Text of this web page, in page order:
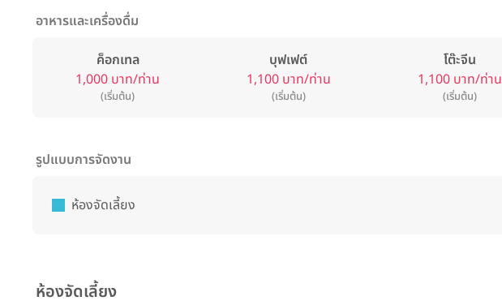
อาหารและเครื่องดื่ม
ค็อกเทล
1,000 บาท/ท่าน
(เริ่มต้น)
บุฟเฟต์
1,100 บาท/ท่าน
(เริ่มต้น)
โต๊ะจีน
1,100 บาท/ท่าน
(เริ่มต้น)
รูปแบบการจัดงาน
ห้องจัดเลี้ยง
ห้องจัดเลี้ยง